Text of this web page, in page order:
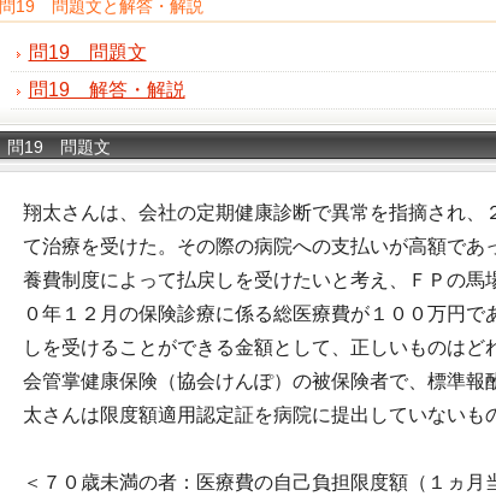
問19 問題文と解答・解説
問19 問題文
問19 解答・解説
問19 問題文
翔太さんは、会社の定期健康診断で異常を指摘され、
て治療を受けた。その際の病院への支払いが高額で
養費制度によって払戻しを受けたいと考え、ＦＰの馬
０年１２月の保険診療に係る総医療費が１００万円
しを受けることができる金額として、正しいものは
会管掌健康保険（協会けんぽ）の被保険者で、標準
太さんは限度額適用認定証を病院に提出していないも
＜７０歳未満の者：医療費の自己負担限度額（１ヵ月